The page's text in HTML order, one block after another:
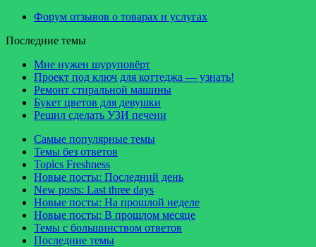
Форум отзывов о товарах и услугах
Последние темы
Мне нужен шуруповёрт
Проект под ключ для коттеджа — узнать!
Ремонт стиральной машины
Букет цветов для девушки
Решил сделать УЗИ печени
Самые популярные темы
Темы без ответов
Topics Freshness
Новые посты: Последний день
New posts: Last three days
Новые посты: На прошлой неделе
Новые посты: В прошлом месяце
Темы с большинством ответов
Последние темы